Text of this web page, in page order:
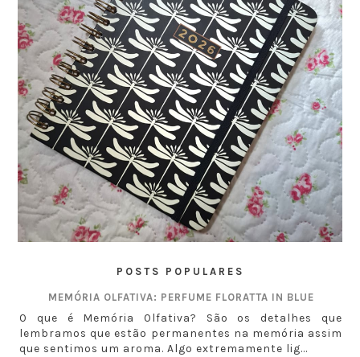
POSTS POPULARES
MEMÓRIA OLFATIVA: PERFUME FLORATTA IN BLUE
O que é Memória Olfativa? São os detalhes que
lembramos que estão permanentes na memória assim
que sentimos um aroma. Algo extremamente lig...